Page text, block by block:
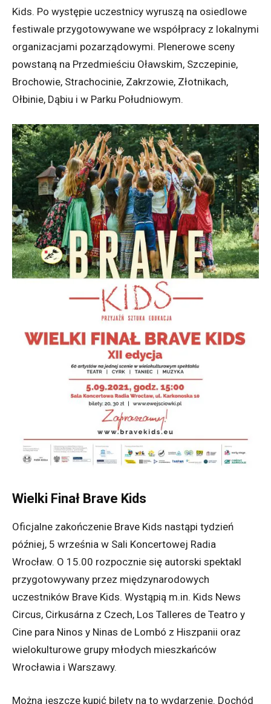
Kids. Po występie uczestnicy wyruszą na osiedlowe
festiwale przygotowywane we współpracy z lokalnymi
organizacjami pozarządowymi. Plenerowe sceny
powstaną na Przedmieściu Oławskim, Szczepinie,
Brochowie, Strachocinie, Zakrzowie, Złotnikach,
Ołbinie, Dąbiu i w Parku Południowym.
Wielki Finał Brave Kids
Oficjalne zakończenie Brave Kids nastąpi tydzień
później, 5 września w Sali Koncertowej Radia
Wrocław. O 15.00 rozpocznie się autorski spektakl
przygotowywany przez międzynarodowych
uczestników Brave Kids. Wystąpią m.in. Kids News
Circus, Cirkusárna z Czech, Los Talleres de Teatro y
Cine para Ninos y Ninas de Lombó z Hiszpanii oraz
wielokulturowe grupy młodych mieszkańców
Wrocławia i Warszawy.
Można jeszcze kupić bilety na to wydarzenie. Dochód